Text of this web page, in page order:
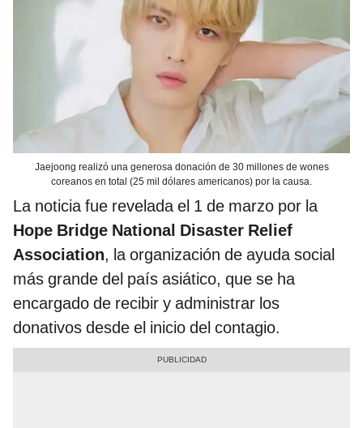
Jaejoong realizó una generosa donación de 30 millones de wones
coreanos en total (25 mil dólares americanos) por la causa.
La noticia fue revelada el 1 de marzo por la
Hope Bridge National Disaster Relief
Association, la organización de ayuda social
más grande del país asiático, que se ha
encargado de recibir y administrar los
donativos desde el inicio del contagio.